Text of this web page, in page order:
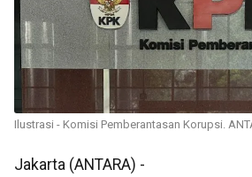
Ilustrasi - Komisi Pemberantasan Korupsi.
Jakarta (ANTARA) -